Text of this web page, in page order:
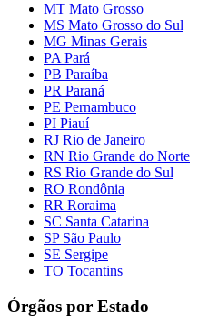
MT Mato Grosso
MS Mato Grosso do Sul
MG Minas Gerais
PA Pará
PB Paraíba
PR Paraná
PE Pernambuco
PI Piauí
RJ Rio de Janeiro
RN Rio Grande do Norte
RS Rio Grande do Sul
RO Rondônia
RR Roraima
SC Santa Catarina
SP São Paulo
SE Sergipe
TO Tocantins
Órgãos por Estado